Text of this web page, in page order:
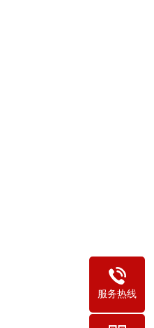
服务热线